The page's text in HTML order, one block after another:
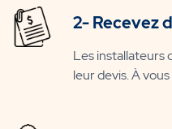
2- Recevez
Les installateurs
leur devis. À